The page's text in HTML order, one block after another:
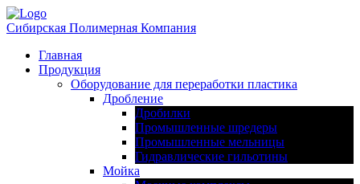
Сибирская Полимерная Компания
Главная
Продукция
Оборудование для переработки пластика
Дробление
Дробилки
Промышленные шредеры
Промышленные мельницы
Гидравлические гильотины
Мойка